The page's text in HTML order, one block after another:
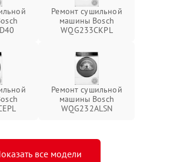
Ремонт сушильной
машины Bosch
WQG233CKPL
Ремонт сушильной
машины Bosch
WQG232ALSN
все модели